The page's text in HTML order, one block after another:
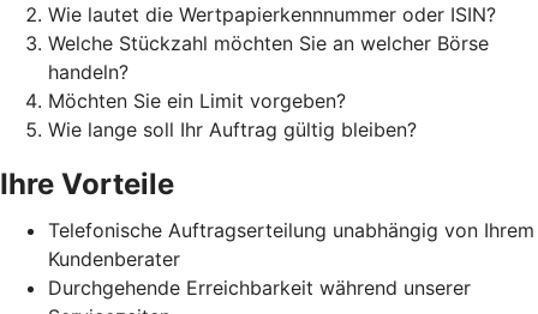
Wie lautet die Wertpapierkennnummer oder ISIN?
Welche Stückzahl möchten Sie an welcher Börse
handeln?
Möchten Sie ein Limit vorgeben?
Wie lange soll Ihr Auftrag gültig bleiben?
Ihre Vorteile
Telefonische Auftragserteilung unabhängig von Ihrem
Kundenberater
Durchgehende Erreichbarkeit während unserer